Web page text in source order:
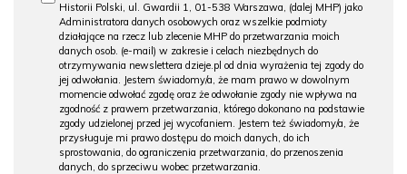
Historii Polski, ul. Gwardii 1, 01-538 Warszawa, (dalej MHP) jako
Administratora danych osobowych oraz wszelkie podmioty
działające na rzecz lub zlecenie MHP do przetwarzania moich
danych osob. (e-mail) w zakresie i celach niezbędnych do
otrzymywania newslettera dzieje.pl od dnia wyrażenia tej zgody do
jej odwołania. Jestem świadomy/a, że mam prawo w dowolnym
momencie odwołać zgodę oraz że odwołanie zgody nie wpływa na
zgodność z prawem przetwarzania, którego dokonano na podstawie
zgody udzielonej przed jej wycofaniem. Jestem też świadomy/a, że
przysługuje mi prawo dostępu do moich danych, do ich
sprostowania, do ograniczenia przetwarzania, do przenoszenia
danych, do sprzeciwu wobec przetwarzania.